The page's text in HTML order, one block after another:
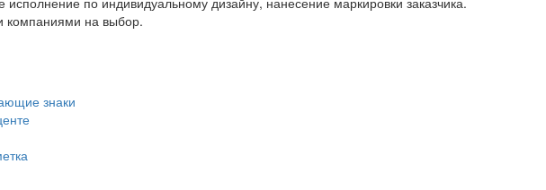
компаниями на выбор.
знаки